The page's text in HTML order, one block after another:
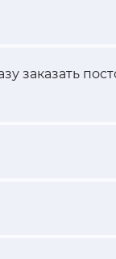
заказать